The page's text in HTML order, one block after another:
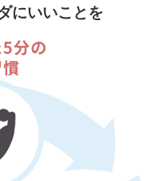
にいいことを